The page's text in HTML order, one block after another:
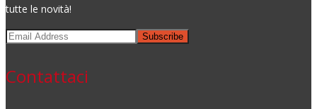
tutte le novità!
Subscribe
Contattaci